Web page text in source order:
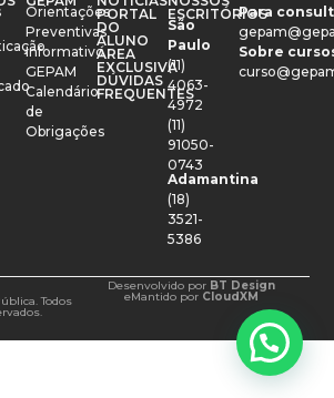
Orientações
Preventivas
Informativo
GEPAM
Calendário
de
Obrigações
PORTAL
DO
ALUNO
ÁREA
EXCLUSIVA
DÚVIDAS
FREQUENTES
ESCRITÓRIOS
São
Paulo
(11)
4063-
4972
(11)
91050-
0743
Adamantina
(18)
3521-
5386
Para
Sobre
Todos
Desenvolvido por BT Design
eMantido por CloudXM